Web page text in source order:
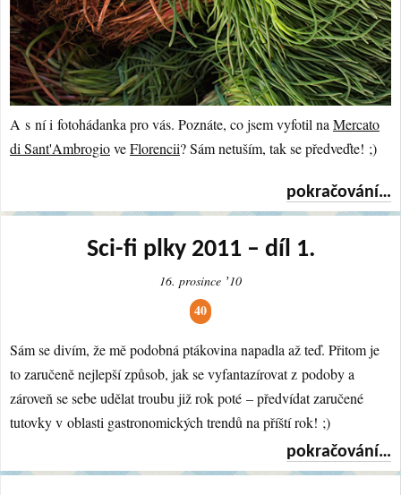
A s ní i fotohádanka pro vás. Poznáte, co jsem vyfotil na Mercato
di Sant'AmbrogioveFlorencii? Sám netuším, tak se předveďte! ;)
pokračování…
Sci-fi plky 2011 – díl 1.
16. prosince ʼ10
40
Sám se divím, že mě podobná ptákovina napadla až teď. Přitom je
to zaručeně nejlepší způsob, jak se vyfantazírovat z podoby a
zároveň se sebe udělat troubu již rok poté – předvídat zaručené
tutovky v oblasti gastronomických trendů na příští rok! ;)
pokračování…